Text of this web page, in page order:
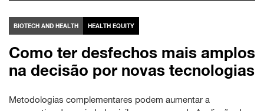
BIOTECH AND HEALTH HEALTH EQUITY
Como ter desfechos mais amplos
na decisão por novas tecnologias
Metodologias complementares podem aumentar a